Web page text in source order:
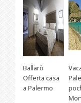
Ballarò
Offerta casa
a Palermo